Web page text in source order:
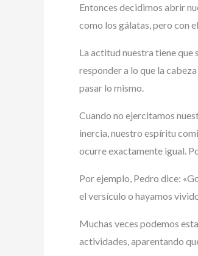
Entonces decidimos abrir
como los gálatas, pero con
La actitud nuestra tiene que
responder a lo que la
pasar lo mismo.
Cuando no ejercitamos
inercia, nuestro espíritu
ocurre exactamente igual.
Por ejemplo, Pedro dice:
el versículo o hayamos
Muchas veces podemos
actividades, aparentando